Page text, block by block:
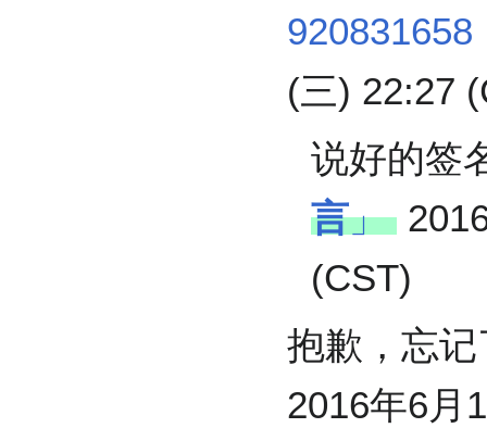
920831658
(三) 22:27
说好的签
言」
(CST)
抱歉，忘
2016年6月